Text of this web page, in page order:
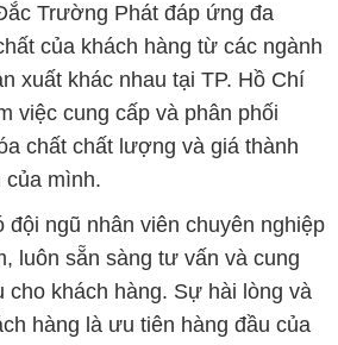
Trường Phát đáp ứng đa
của khách hàng từ các ngành
xuất khác nhau tại TP. Hồ Chí
việc cung cấp và phân phối
chất chất lượng và giá thành
của mình.
đội ngũ nhân viên chuyên nghiệp
luôn sẵn sàng tư vấn và cung
cho khách hàng. Sự hài lòng và
hàng là ưu tiên hàng đầu của